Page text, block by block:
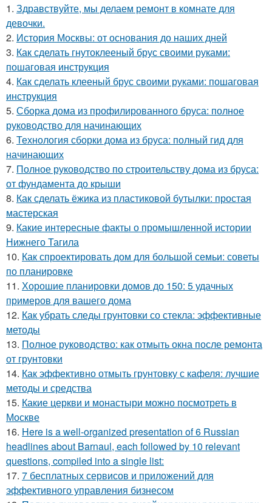
1. Здравствуйте, мы делаем ремонт в комнате для
девочки.
2. История Москвы: от основания до наших дней
3. Как сделать гнутоклееный брус своими руками:
пошаговая инструкция
4. Как сделать клееный брус своими руками: пошаговая
инструкция
5. Сборка дома из профилированного бруса: полное
руководство для начинающих
6. Технология сборки дома из бруса: полный гид для
начинающих
7. Полное руководство по строительству дома из бруса:
от фундамента до крыши
8. Как сделать ёжика из пластиковой бутылки: простая
мастерская
9. Какие интересные факты о промышленной истории
Нижнего Тагила
10. Как спроектировать дом для большой семьи: советы
по планировке
11. Хорошие планировки домов до 150: 5 удачных
примеров для вашего дома
12. Как убрать следы грунтовки со стекла: эффективные
методы
13. Полное руководство: как отмыть окна после ремонта
от грунтовки
14. Как эффективно отмыть грунтовку с кафеля: лучшие
методы и средства
15. Какие церкви и монастыри можно посмотреть в
Москве
16. Here is a well-organized presentation of 6 Russian
headlines about Barnaul, each followed by 10 relevant
questions, compiled into a single list:
17. 7 бесплатных сервисов и приложений для
эффективного управления бизнесом